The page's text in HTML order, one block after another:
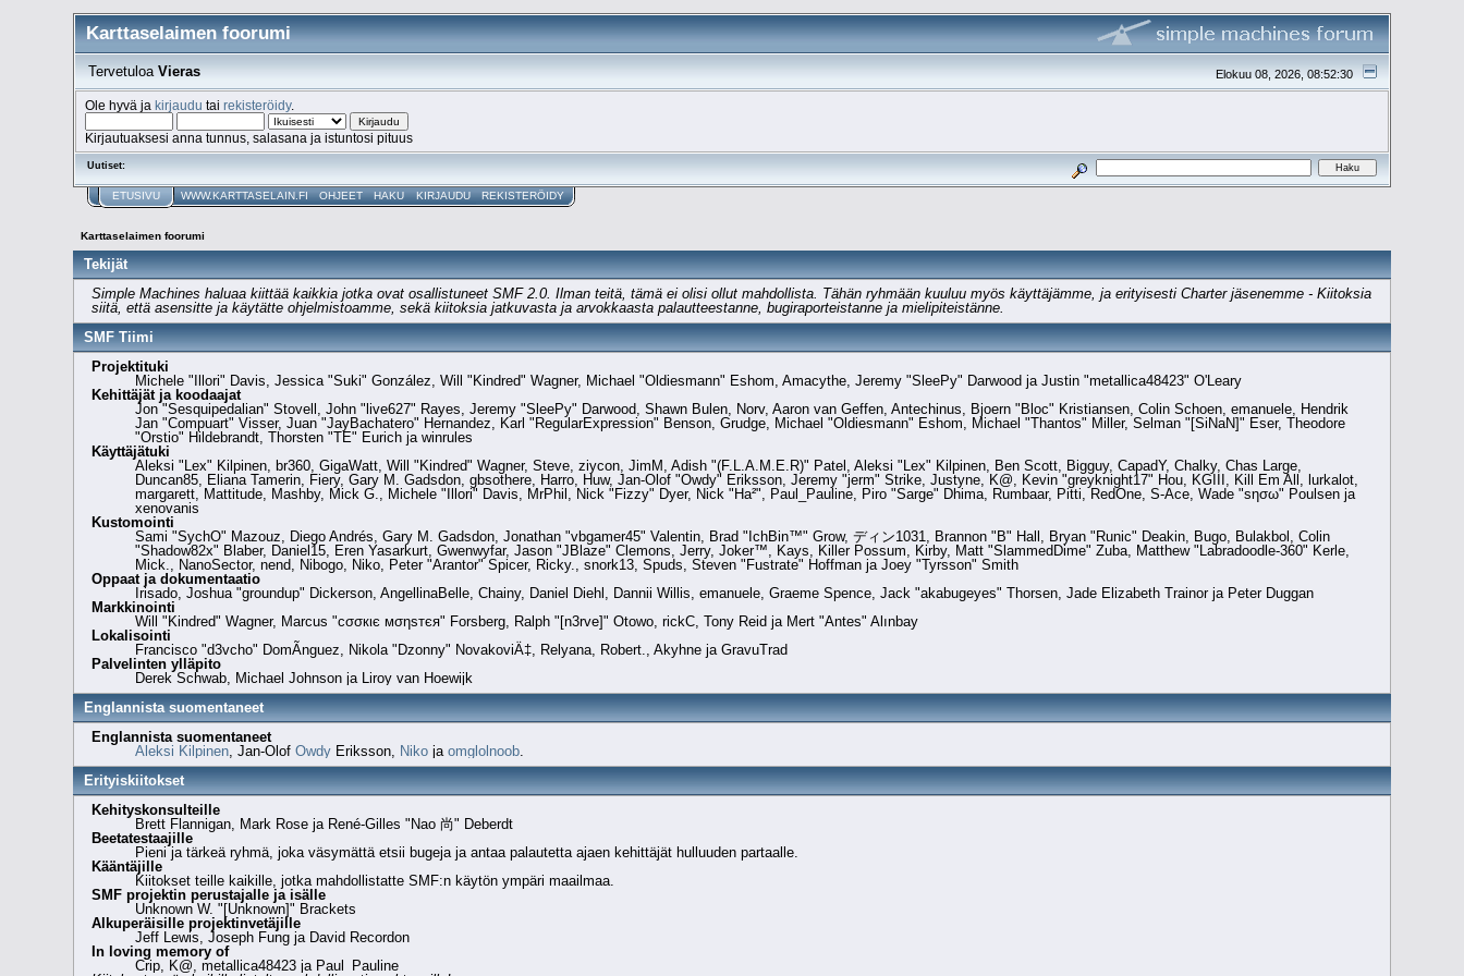
Karttaselaimen foorumi
Elokuu 08, 2026, 08:52:30
Tervetuloa Vieras
Ole hyvä jakirjaudu tairekisteröidy.
Kirjautuaksesi anna tunnus, salasana ja istuntosi pituus
Uutiset:
ETUSIVU WWW.KARTTASELAIN.FI OHJEET HAKU KIRJAUDU REKISTERÖIDY
Karttaselaimen foorumi
Tekijät
Simple Machines haluaa kiittää kaikkia jotka ovat osallistuneet SMF 2.0. Ilman teitä, tämä ei olisi ollut mahdollista. Tähän ryhmään kuuluu myös käyttäjämme, ja erityisesti Charter jäsenemme - Kiitoksia
siitä, että asensitte ja käytätte ohjelmistoamme, sekä kiitoksia jatkuvasta ja arvokkaasta palautteestanne, bugiraporteistanne ja mielipiteistänne.
SMF Tiimi
Projektituki
Michele "Illori" Davis, Jessica "Suki" González, Will "Kindred" Wagner, Michael "Oldiesmann" Eshom, Amacythe, Jeremy "SleePy" Darwood ja Justin "metallica48423" O'Leary
Kehittäjät ja koodaajat
Jon "Sesquipedalian" Stovell, John "live627" Rayes, Jeremy "SleePy" Darwood, Shawn Bulen, Norv, Aaron van Geffen, Antechinus, Bjoern "Bloc" Kristiansen, Colin Schoen, emanuele, Hendrik
Jan "Compuart" Visser, Juan "JayBachatero" Hernandez, Karl "RegularExpression" Benson, Grudge, Michael "Oldiesmann" Eshom, Michael "Thantos" Miller, Selman "[SiNaN]" Eser, Theodore
"Orstio" Hildebrandt, Thorsten "TE" Eurich ja winrules
Käyttäjätuki
Aleksi "Lex" Kilpinen, br360, GigaWatt, Will "Kindred" Wagner, Steve, ziycon, JimM, Adish "(F.L.A.M.E.R)" Patel, Aleksi "Lex" Kilpinen, Ben Scott, Bigguy, CapadY, Chalky, Chas Large,
Duncan85, Eliana Tamerin, Fiery, Gary M. Gadsdon, gbsothere, Harro, Huw, Jan-Olof "Owdy" Eriksson, Jeremy "jerm" Strike, Justyne, K@, Kevin "greyknight17" Hou, KGIII, Kill Em All, lurkalot,
margarett, Mattitude, Mashby, Mick G., Michele "Illori" Davis, MrPhil, Nick "Fizzy" Dyer, Nick "Ha²", Paul_Pauline, Piro "Sarge" Dhima, Rumbaar, Pitti, RedOne, S-Ace, Wade "sησω" Poulsen ja
xenovanis
Kustomointi
Sami "SychO" Mazouz, Diego Andrés, Gary M. Gadsdon, Jonathan "vbgamer45" Valentin, Brad "IchBin™" Grow, ディン1031, Brannon "B" Hall, Bryan "Runic" Deakin, Bugo, Bulakbol, Colin
"Shadow82x" Blaber, Daniel15, Eren Yasarkurt, Gwenwyfar, Jason "JBlaze" Clemons, Jerry, Joker™, Kays, Killer Possum, Kirby, Matt "SlammedDime" Zuba, Matthew "Labradoodle-360" Kerle,
Mick., NanoSector, nend, Nibogo, Niko, Peter "Arantor" Spicer, Ricky., snork13, Spuds, Steven "Fustrate" Hoffman ja Joey "Tyrsson" Smith
Oppaat ja dokumentaatio
Irisado, Joshua "groundup" Dickerson, AngellinaBelle, Chainy, Daniel Diehl, Dannii Willis, emanuele, Graeme Spence, Jack "akabugeyes" Thorsen, Jade Elizabeth Trainor ja Peter Duggan
Markkinointi
Will "Kindred" Wagner, Marcus "cσσкιє мσηѕтєя" Forsberg, Ralph "[n3rve]" Otowo, rickC, Tony Reid ja Mert "Antes" Alınbay
Lokalisointi
Francisco "d3vcho" DomÃ­nguez, Nikola "Dzonny" NovakoviÄ‡, Relyana, Robert., Akyhne ja GravuTrad
Palvelinten ylläpito
Derek Schwab, Michael Johnson ja Liroy van Hoewijk
Englannista suomentaneet
Englannista suomentaneet
Aleksi Kilpinen, Jan-Olof OwdyEriksson, Nikoja omglolnoob.
Erityiskiitokset
Kehityskonsulteille
Brett Flannigan, Mark Rose ja René-Gilles "Nao 尚" Deberdt
Beetatestaajille
Pieni ja tärkeä ryhmä, joka väsymättä etsii bugeja ja antaa palautetta ajaen kehittäjät hulluuden partaalle.
Kääntäjille
Kiitokset teille kaikille, jotka mahdollistatte SMF:n käytön ympäri maailmaa.
SMF projektin perustajalle ja isälle
Unknown W. "[Unknown]" Brackets
Alkuperäisille projektinvetäjille
Jeff Lewis, Joseph Fung ja David Recordon
In loving memory of
Crip, K@, metallica48423 ja Paul_Pauline